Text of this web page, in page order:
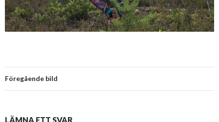
Föregående bild
LÄMNA ETT SVAR